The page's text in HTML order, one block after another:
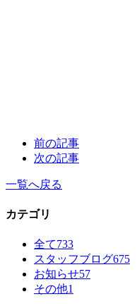
前の記事
次の記事
一覧へ戻る
カテゴリ
全て733
スタッフブログ675
お知らせ57
その他1